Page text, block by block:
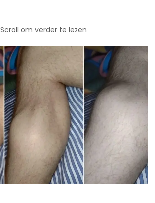
Scroll om verder te lezen